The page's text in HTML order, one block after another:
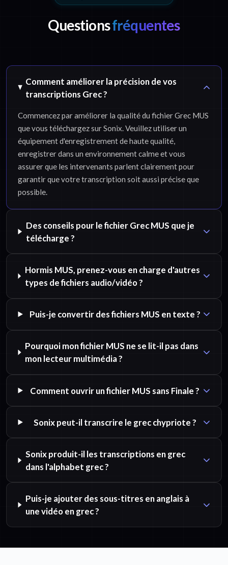
Questionsfréquentes
Comment améliorer la précision de vos
transcriptions Grec ?
Commencez par améliorer la qualité du fichier Grec MUS
que vous téléchargez sur Sonix. Veuillez utiliser un
équipement d'enregistrement de haute qualité,
enregistrer dans un environnement calme et vous
assurer que les intervenants parlent clairement pour
garantir que votre transcription soit aussi précise que
possible.
Des conseils pour le fichier Grec MUS que je
télécharge ?
Hormis MUS, prenez-vous en charge d'autres
types de fichiers audio/vidéo ?
Puis-je convertir des fichiers MUS en texte ?
Pourquoi mon fichier MUS ne se lit-il pas dans
mon lecteur multimédia ?
Comment ouvrir un fichier MUS sans Finale ?
Sonix peut-il transcrire le grec chypriote ?
Sonix produit-il les transcriptions en grec
dans l'alphabet grec ?
Puis-je ajouter des sous-titres en anglais à
une vidéo en grec ?